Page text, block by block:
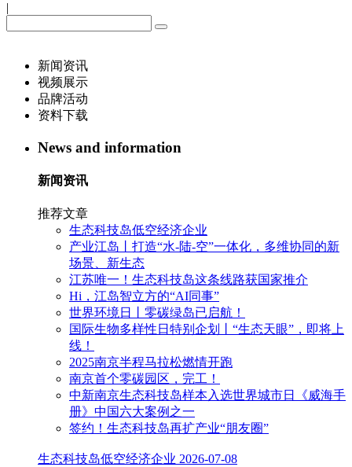
|
新闻资讯
视频展示
品牌活动
资料下载
News and information
新闻资讯
推荐文章
生态科技岛低空经济企业
产业江岛丨打造“水-陆-空”一体化，多维协同的新
场景、新生态
江苏唯一！生态科技岛这条线路获国家推介
Hi，江岛智立方的“AI同事”
世界环境日丨零碳绿岛已启航！
国际生物多样性日特别企划丨“生态天眼”，即将上
线！
2025南京半程马拉松燃情开跑
南京首个零碳园区，完工！
中新南京生态科技岛样本入选世界城市日《威海手
册》中国六大案例之一
签约！生态科技岛再扩产业“朋友圈”
生态科技岛低空经济企业 2026-07-08